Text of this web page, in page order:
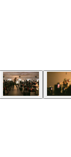
６歳・週プレＮ
の最新フィット
た空間に、最新
！
い感を抱きなが
きるので、手ぶ
んの登場に、俄
ンチ＆ガードの
けでも、かなり
後の力をふりし
す！” （モハメ
でもある）。こ